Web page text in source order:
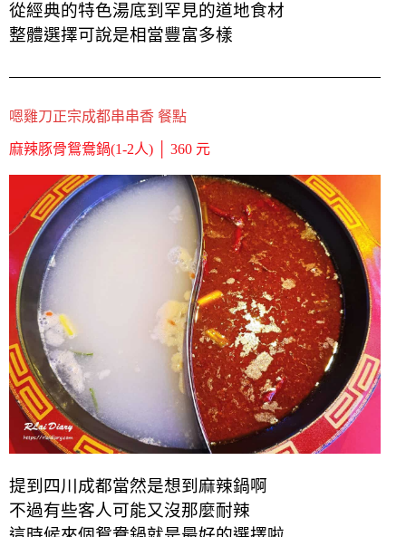
從經典的特色湯底到罕見的道地食材
整體選擇可說是相當豐富多樣
嗯雞刀正宗成都串串香 餐點
麻辣豚骨鴛鴦鍋(1-2人) │ 360 元
提到四川成都當然是想到麻辣鍋啊
不過有些客人可能又沒那麼耐辣